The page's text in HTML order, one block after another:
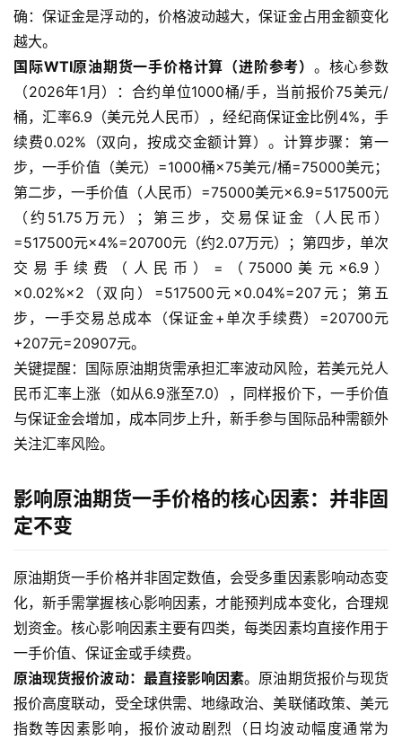
确：保证金是浮动的，价格波动越大，保证金占用金额变化
越大。
国际WTI原油期货一手价格计算（进阶参考） 。核心参数
（2026年1月）：合约单位1000桶/手，当前报价75美元/
桶，汇率6.9（美元兑人民币），经纪商保证金比例4%，手
续费0.02%（双向，按成交金额计算）。计算步骤：第一
步，一手价值（美元）=1000桶×75美元/桶=75000美元；
第二步，一手价值（人民币）=75000美元×6.9=517500元
（约51.75万元）；第三步，交易保证金（人民币）
=517500元×4%=20700元（约2.07万元）；第四步，单次
交易手续费（人民币）=（75000美元×6.9）
×0.02%×2（双向）=517500元×0.04%=207元；第五
步，一手交易总成本（保证金+单次手续费）=20700元
+207元=20907元。
关键提醒：国际原油期货需承担汇率波动风险，若美元兑人
民币汇率上涨（如从6.9涨至7.0），同样报价下，一手价值
与保证金会增加，成本同步上升，新手参与国际品种需额外
关注汇率风险。
影响原油期货一手价格的核心因素：并非固
定不变
原油期货一手价格并非固定数值，会受多重因素影响动态变
化，新手需掌握核心影响因素，才能预判成本变化，合理规
划资金。核心影响因素主要有四类，每类因素均直接作用于
一手价值、保证金或手续费。
原油现货报价波动：最直接影响因素。原油期货报价与现货
报价高度联动，受全球供需、地缘政治、美联储政策、美元
指数等因素影响，报价波动剧烈（日均波动幅度通常为